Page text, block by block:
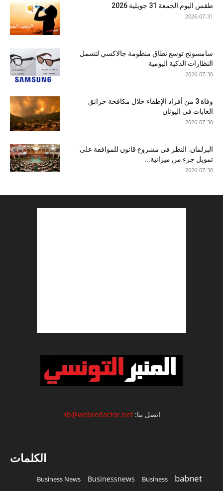
طقس اليوم الجمعة 31 جويلية 2026
2026-07-31
سامسونج توسع نطاق منظومة جالاكسي لتشمل
النظارات الذكية اليومية
2026-07-30
وفاة 3 من أفراد الإطفاء خلال مكافحة حرائق
الغابات في اليونان
2026-07-30
البرلمان: النظر في مشروع قانون للموافقة على
تمويل جزء من ميزانية...
2026-07-30
اتصل بنا:sb@webredactor.net
الكلمات
babnet
Business
Businessnews
Business News